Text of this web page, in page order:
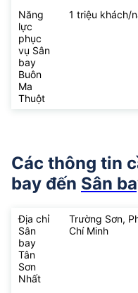
Năng
lực
phục
vụ Sân
bay
Buôn
Ma
Thuột
1 triệu khách/
Các thông tin
bay đến Sân
Địa chỉ
Sân
bay
Tân
Sơn
Nhất
Trường Sơn,
Chí Minh